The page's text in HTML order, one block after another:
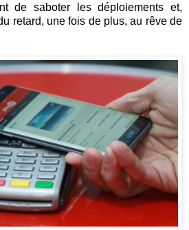
de saboter les déploiements et,
retard, une fois de plus, au rêve de